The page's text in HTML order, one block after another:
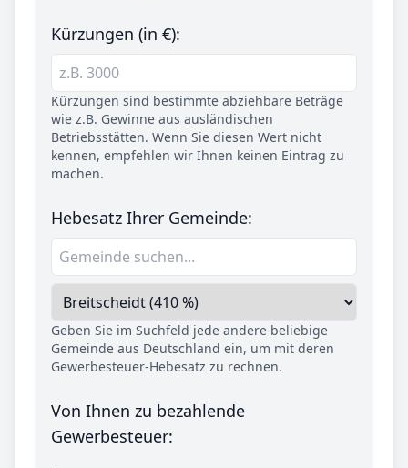
Kürzungen (in €):
Kürzungen sind bestimmte abziehbare Beträge
wie z.B. Gewinne aus ausländischen
Betriebsstätten. Wenn Sie diesen Wert nicht
kennen, empfehlen wir Ihnen keinen Eintrag zu
machen.
Hebesatz Ihrer Gemeinde:
Geben Sie im Suchfeld jede andere beliebige
Gemeinde aus Deutschland ein, um mit deren
Gewerbesteuer-Hebesatz zu rechnen.
Von Ihnen zu bezahlende
Gewerbesteuer: